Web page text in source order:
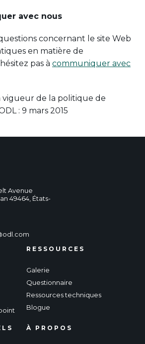
avec nous
concernant le site Web
en matière de
pas à communiquer avec
vigueur de la politique de
: 9 mars 2015
Avenue
49464, États-
RESSOURCES
Galerie
Questionnaire
Ressources techniques
Blogue
À PROPOS